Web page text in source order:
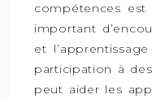
compétences
important
et
participation à
peut aider les